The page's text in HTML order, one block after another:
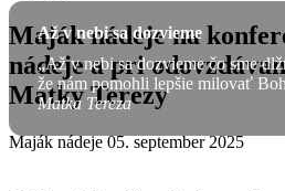
Až v nebi sa dozvieme
„Až v nebi sa dozvieme čo sme
že nám pomohli lepšie milovať
Matka Tereza
Maják nádeje na
nádeje a pri
Matky Terezy
Maják nádeje 05. september 2025